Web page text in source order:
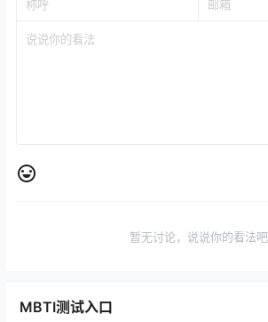
暂无讨论，说说你的看法吧
MBTI测试入口